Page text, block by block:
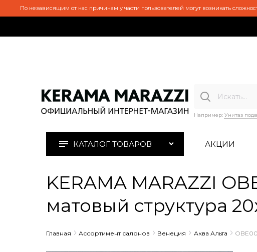
По независящим от нас причинам у части пользователей могут возникать
Например: Унитаз
КАТАЛОГ ТОВАРОВ АКЦИИ
KERAMA MARAZZI
матовый структура
Главная Ассортимент салонов Венеция Аква Альта